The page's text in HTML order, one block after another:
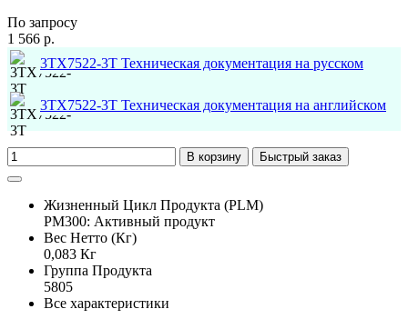
По запросу
1 566 р.
3TX7522-3T Техническая документация на русском
3TX7522-3T Техническая документация на английском
В корзину Быстрый заказ
Жизненный Цикл Продукта (PLM)
PM300: Активный продукт
Вес Нетто (Кг)
0,083 Кг
Группа Продукта
5805
Все характеристики